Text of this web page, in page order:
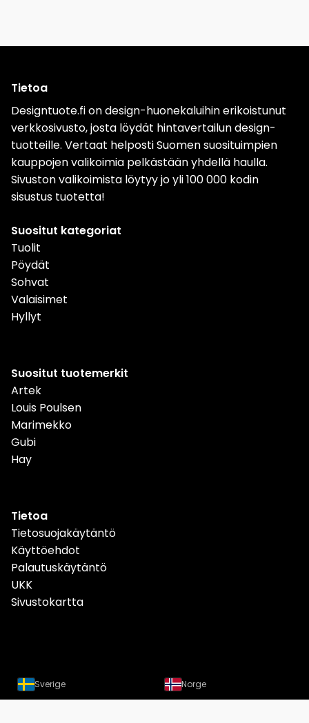
Tietoa
Designtuote.fi on design-huonekaluihin erikoistunut
verkkosivusto, josta löydät hintavertailun design-
tuotteille. Vertaat helposti Suomen suosituimpien
kauppojen valikoimia pelkästään yhdellä haulla.
Sivuston valikoimista löytyy jo yli 100 000 kodin
sisustus tuotetta!
Suositut kategoriat
Tuolit
Pöydät
Sohvat
Valaisimet
Hyllyt
Suositut tuotemerkit
Artek
Louis Poulsen
Marimekko
Gubi
Hay
Tietoa
Tietosuojakäytäntö
Käyttöehdot
Palautuskäytäntö
UKK
Sivustokartta
Sverige Norge